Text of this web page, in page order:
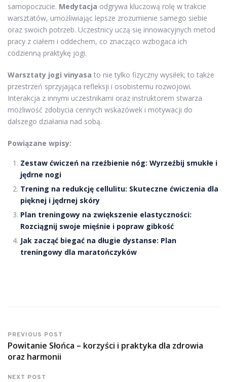
samopoczucie. Medytacja odgrywa kluczową rolę w trakcie
warsztatów, umożliwiając lepsze zrozumienie samego siebie
oraz swoich potrzeb. Uczestnicy uczą się innowacyjnych metod
pracy z ciałem i oddechem, co znacząco wzbogaca ich
codzienną praktykę jogi.
Warsztaty jogi vinyasa to nie tylko fizyczny wysiłek; to także
przestrzeń sprzyjająca refleksji i osobistemu rozwojowi.
Interakcja z innymi uczestnikami oraz instruktorem stwarza
możliwość zdobycia cennych wskazówek i motywacji do
dalszego działania nad sobą.
Powiązane wpisy:
Zestaw ćwiczeń na rzeźbienie nóg: Wyrzeźbij smukłe i
jędrne nogi
Trening na redukcję cellulitu: Skuteczne ćwiczenia dla
pięknej i jędrnej skóry
Plan treningowy na zwiększenie elastyczności:
Rozciągnij swoje mięśnie i popraw gibkość
Jak zacząć biegać na długie dystanse: Plan
treningowy dla maratończyków
PREVIOUS POST
Powitanie Słońca – korzyści i praktyka dla zdrowia
oraz harmonii
NEXT POST